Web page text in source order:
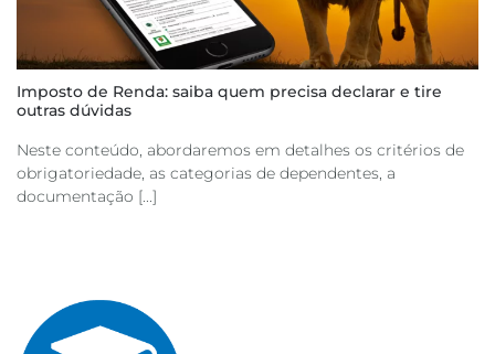
Imposto de Renda: saiba quem precisa declarar e tire
outras dúvidas
Neste conteúdo, abordaremos em detalhes os critérios de
obrigatoriedade, as categorias de dependentes, a
documentação [...]